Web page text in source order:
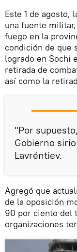
Este 1 de agosto,
una fuente
fuego en la
condición de que
logrado en Sochi
retirada de
así como la
"Por
Gobierno
Lavréntiev.
Agregó que
de la oposición
90 por ciento del
organizaciones